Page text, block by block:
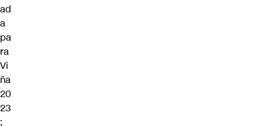
ad
a
pa
ra
Vi
ña
20
23
;